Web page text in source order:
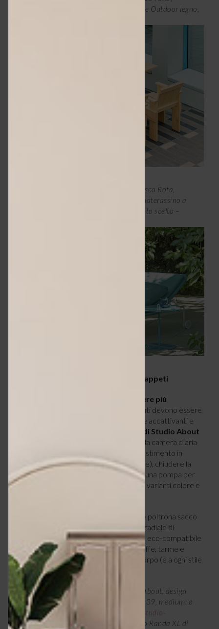
coordinate con il tavolo rettangolare Crate Outdoor legno,
Lettino Baia di Paola Lenti, design Francesco Rota,
200x85xh26 cm, a partire da €. 3.490, materassino a
partire da € 900 a seconda del rivestimento scelto –
2 – Amplifica il comfort con cuscini e tappeti
rendere più
. I tessuti devono essere
specifici per resistere in esterno, le forme accattivanti e
Float di Studio About
assomiglia a un salvagente: basta inserire la camera d’aria
(in gomma premium europea) nel suo rivestimento in
poliestere (rimovibile e lavabile in lavatrice), chiudere la
cerniera, gonfiarla con un compressore o una pompa per
bici e il gioco è fatto. È disponibile in tante varianti colore e
, invece, è l’originale poltrona sacco
da esterno, ampia e versatile, con design radiale di
ispirazione nautica, realizzata con tessuto eco-compatibile
idrorepellente e resistente a raggi UV, muffe, tarme e
batteri. È ergonomica e si adatta a ogni corpo (e a ogni stile
di arredamento).
A sinistra, pouf gonfiabili Float di Studio About, design
Mikkel Lang Mikkelsen, small: ø 80 cm € 239, medium: ø
100 cm € 349, large: ø 120 cm, € 439 –
studio-
about.com/en-eu
. A destra, poltrona sacco Randa XL di